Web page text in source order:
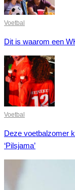
Voetbal
Dit is waarom een
Voetbal
Deze voetbalzomer
‘Pilsjama’